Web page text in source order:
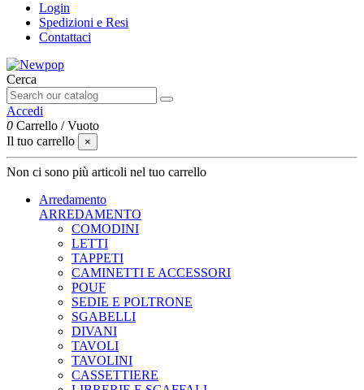
Login
Spedizioni e Resi
Contattaci
Cerca
Accedi
0 Carrello /Vuoto
Il tuo carrello
×
Non ci sono più articoli nel tuo carrello
Arredamento
ARREDAMENTO
COMODINI
LETTI
TAPPETI
CAMINETTI E ACCESSORI
POUF
SEDIE E POLTRONE
SGABELLI
DIVANI
TAVOLI
TAVOLINI
CASSETTIERE